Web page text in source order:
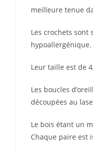
meilleure tenue
Les crochets sont
hypoallergénique.
Leur taille est de
Les boucles
découpées au
Le bois étant un
Chaque paire est